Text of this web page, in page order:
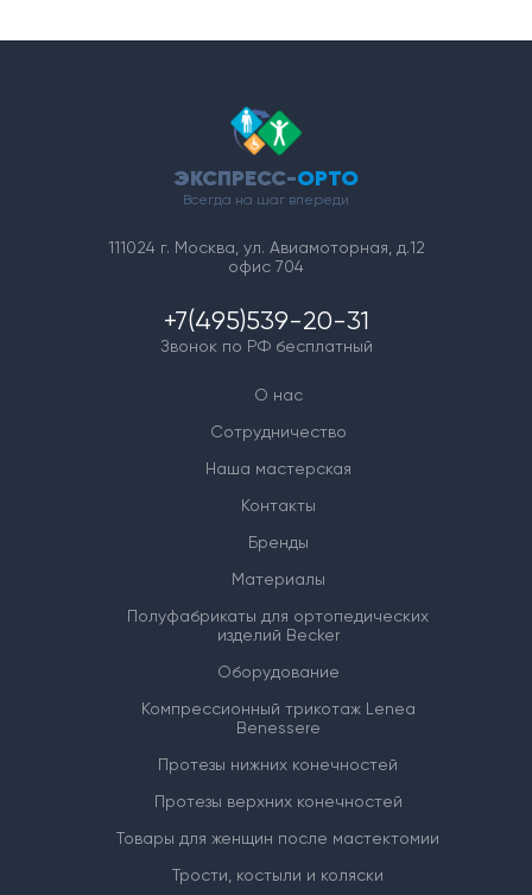
ЭКСПРЕСС-ОРТО
Всегда на шаг впереди
111024 г. Москва, ул. Авиамоторная, д.12
офис 704
+7(495)539-20-31
Звонок по РФ бесплатный
О нас
Сотрудничество
Наша мастерская
Контакты
Бренды
Материалы
Полуфабрикаты для ортопедических
изделий Becker
Оборудование
Компрессионный трикотаж Lenea
Benessere
Протезы нижних конечностей
Протезы верхних конечностей
Товары для женщин после мастектомии
Трости, костыли и коляски